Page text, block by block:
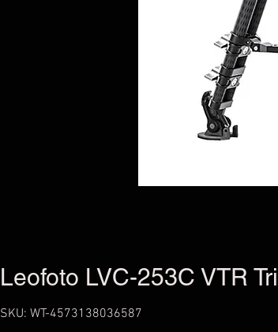
Leofoto LVC-253C VTR
SKU: WT-4573138036587